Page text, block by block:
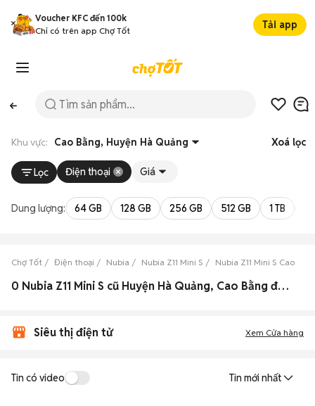
Voucher KFC đến 100k
Chỉ có trên app Chợ Tốt
Tải app
Khu vực: Cao Bằng, Huyện Hà Quảng Xoá lọc
Lọc Điện thoại Giá
Dung lượng: 64 GB 128 GB 256 GB 512 GB 1 TB
Chợ Tốt Điện thoại Nubia Nubia Z11 Mini S Nubia Z11 Mini S Cao
0 Nubia Z11 Mini S cũ Huyện Hà Quảng, Cao Bằng đẹp
Siêu thị điện tử Xem Cửa hàng
Tin có video Tin mới nhất